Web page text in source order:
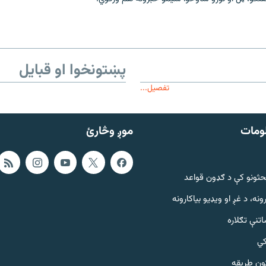
تفصیل...
پښتونخوا او قبایل
موږ وڅارئ
کې د ګډون قواعد
د غږ او ویډیو بیاکارونه
تګلاره